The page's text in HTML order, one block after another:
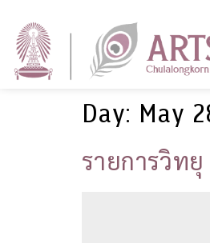
Day: May
รายการวิท